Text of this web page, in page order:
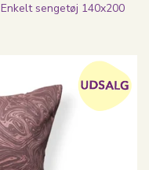
Enkelt sengetøj 140x200